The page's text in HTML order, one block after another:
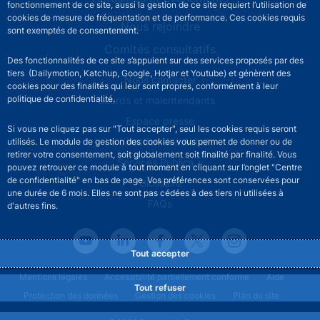
fonctionnement de ce site, aussi la gestion de ce site requiert l’utilisation de
cookies de mesure de fréquentation et de performance. Ces cookies requis
sont exemptés de consentement.
Des fonctionnalités de ce site s’appuient sur des services proposés par des
tiers (Dailymotion, Katchup, Google, Hotjar et Youtube) et génèrent des
cookies pour des finalités qui leur sont propres, conformément à leur
politique de confidentialité.
Si vous ne cliquez pas sur "Tout accepter", seul les cookies requis seront
utilisés. Le module de gestion des cookies vous permet de donner ou de
retirer votre consentement, soit globalement soit finalité par finalité. Vous
pouvez retrouver ce module à tout moment en cliquant sur l’onglet "Centre
de confidentialité" en bas de page. Vos préférences sont conservées pour
une durée de 6 mois. Elles ne sont pas cédées à des tiers ni utilisées à
d'autres fins.
Tout accepter
Tout refuser
Nous rejoindre
Comités consultatifs
Footer secondary menuNous contacter
Sourds et malentendants
Espace presse
La direction des Achats
Services Publics +
Glossaire
FAQs
Footer legal notice menu
Mentions légales Accessibilité partiellement conforme
Aide
Protection des données
Gestion des cookies Plan du site